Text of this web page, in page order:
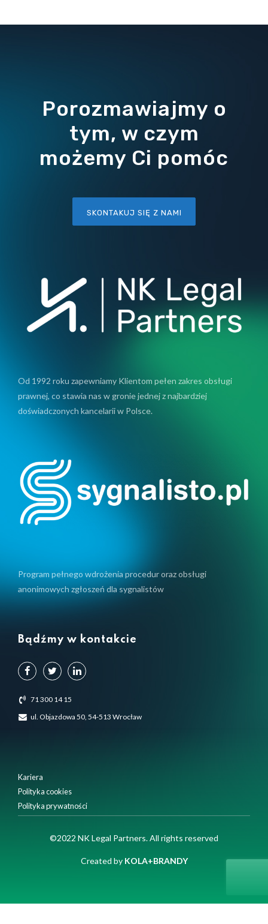
Porozmawiajmy o
tym, w czym
możemy Ci pomóc
SKONTAKUJ SIĘ Z NAMI
Od 1992 roku zapewniamy Klientom pełen zakres obsługi
prawnej, co stawia nas w gronie jednej z najbardziej
doświadczonych kancelarii w Polsce.
Program pełnego wdrożenia procedur oraz obsługi
anonimowych zgłoszeń dla sygnalistów
Bądźmy w kontakcie
71 300 14 15
ul. Objazdowa 50, 54-513 Wrocław
Kariera
Polityka cookies
Polityka prywatności
©2022 NK Legal Partners. All rights reserved
Created by KOLA+BRANDY
doświadczenia na naszej stronie internetowej.
używamy, lub wyłączyć je wustawieniach